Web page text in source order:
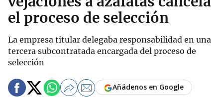
el proceso de selección
La empresa titular delegaba responsabilidad en una
tercera subcontratada encargada del proceso de
selección
Añádenos en Google